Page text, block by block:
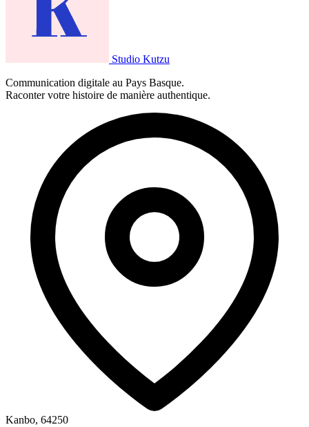
Studio Kutzu
Communication digitale au Pays Basque.
Raconter votre histoire de manière authentique.
Kanbo, 64250